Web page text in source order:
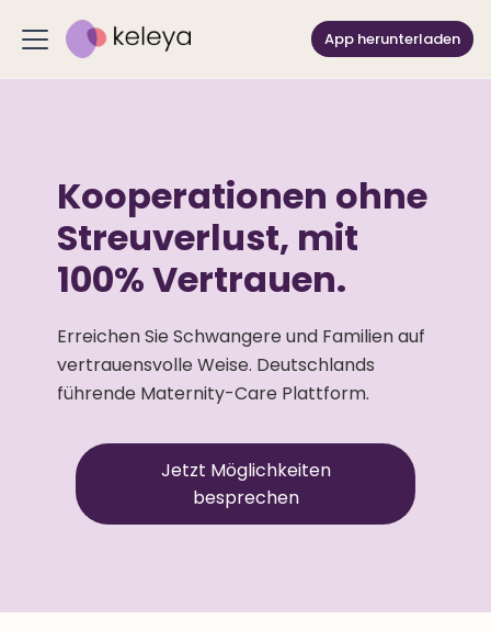
App herunterladen
Kooperationen ohne
Streuverlust, mit
100% Vertrauen.
Erreichen Sie Schwangere und Familien auf
vertrauensvolle Weise. Deutschlands
führende Maternity-Care Plattform.
Jetzt Möglichkeiten
besprechen